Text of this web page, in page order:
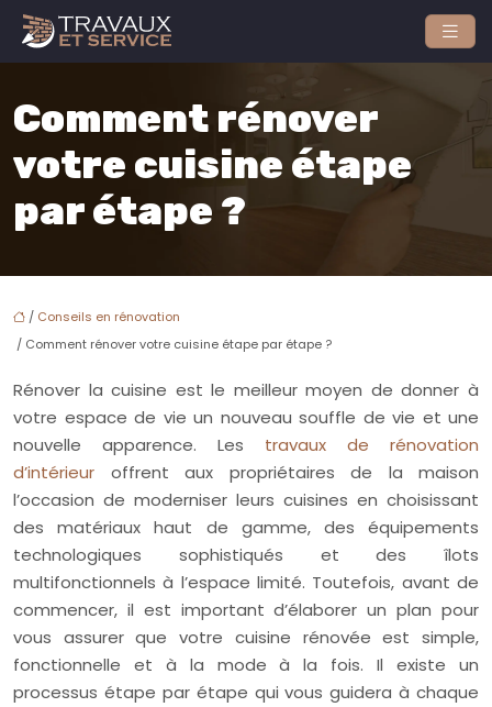
Comment rénover
votre cuisine étape
par étape ?
/ Conseils en rénovation
/ Comment rénover votre cuisine étape par étape ?
Rénover la cuisine est le meilleur moyen de donner à
votre espace de vie un nouveau souffle de vie et une
nouvelle apparence. Les travaux de rénovation
d’intérieur offrent aux propriétaires de la maison
l’occasion de moderniser leurs cuisines en choisissant
des matériaux haut de gamme, des équipements
technologiques sophistiqués et des îlots
multifonctionnels à l’espace limité. Toutefois, avant de
commencer, il est important d’élaborer un plan pour
vous assurer que votre cuisine rénovée est simple,
fonctionnelle et à la mode à la fois. Il existe un
processus étape par étape qui vous guidera à chaque